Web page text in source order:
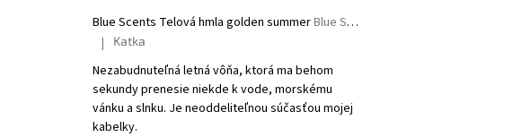
Blue Scents Telová hmla golden summerBlue Scents Body mist golden summer
Hodnotenie produktu je 5 z 5 hviezdičiek.
| Katka
Nezabudnuteľná letná vôňa, ktorá ma behom
sekundy prenesie niekde k vode, morskému
vánku a slnku. Je neoddeliteľnou súčasťou mojej
kabelky.